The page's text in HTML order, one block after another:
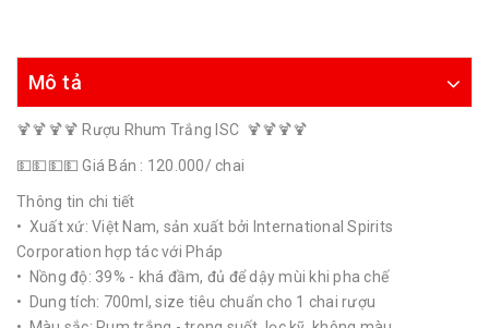
Mô tả
🍹🍹🍹🍹 Rượu Rhum Trắng ISC 🍹🍹🍹🍹
💵💵💵💵 Giá Bán : 120.000/ chai
Thông tin chi tiết
• Xuất xứ: Việt Nam, sản xuất bởi International Spirits
Corporation hợp tác với Pháp
• Nồng độ: 39% - khá đầm, đủ để dậy mùi khi pha chế
• Dung tích: 700ml, size tiêu chuẩn cho 1 chai rượu